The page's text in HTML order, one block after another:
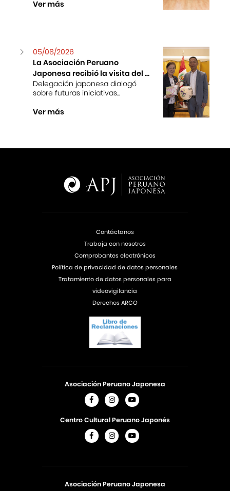
Ver más
05/08/2026
La Asociación Peruano
Japonesa recibió la visita del ...
Delegación japonesa dialogó
sobre futuras iniciativas...
Ver más
Asociación Peruano Japonesa
Asociación Peruano Japonesa
Centro Cultural Peruano Japonés
Contáctanos
Trabaja con nosotros
Comprobantes electrónicos
Política de privacidad de datos personales
Tratamiento de datos personales para
videovigilancia
Derechos ARCO